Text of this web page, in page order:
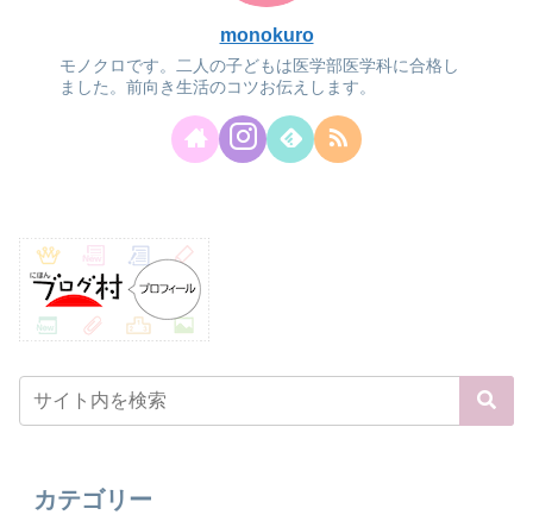
monokuro
モノクロです。二人の子どもは医学部医学科に合格し
ました。前向き生活のコツお伝えします。
カテゴリー